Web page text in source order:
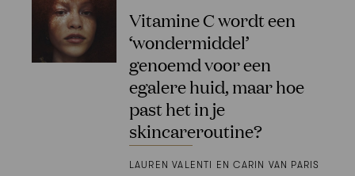
Vitamine C wordt een
‘wondermiddel’
genoemd voor een
egalere huid, maar hoe
past het in je
skincareroutine?
LAUREN VALENTI EN CARIN VAN PARIS